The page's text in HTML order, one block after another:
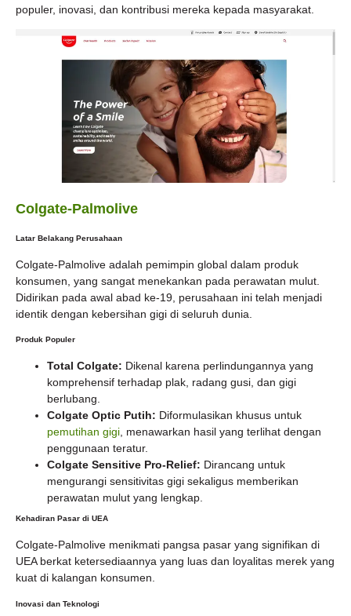
populer, inovasi, dan kontribusi mereka kepada masyarakat.
Colgate-Palmolive
Latar Belakang Perusahaan
Colgate-Palmolive adalah pemimpin global dalam produk
konsumen, yang sangat menekankan pada perawatan mulut.
Didirikan pada awal abad ke-19, perusahaan ini telah menjadi
identik dengan kebersihan gigi di seluruh dunia.
Produk Populer
Total Colgate: Dikenal karena perlindungannya yang
komprehensif terhadap plak, radang gusi, dan gigi
berlubang.
Colgate Optic Putih: Diformulasikan khusus untuk
pemutihan gigi, menawarkan hasil yang terlihat dengan
penggunaan teratur.
Colgate Sensitive Pro-Relief: Dirancang untuk
mengurangi sensitivitas gigi sekaligus memberikan
perawatan mulut yang lengkap.
Kehadiran Pasar di UEA
Colgate-Palmolive menikmati pangsa pasar yang signifikan di
UEA berkat ketersediaannya yang luas dan loyalitas merek yang
kuat di kalangan konsumen.
Inovasi dan Teknologi